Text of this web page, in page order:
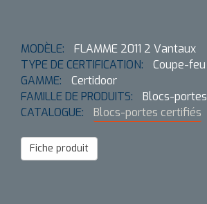
MODÈLE:
FLAMME 2011 2 Vantaux
TYPE DE CERTIFICATION:
Coupe-feu
GAMME:
Certidoor
FAMILLE DE PRODUITS:
Blocs-portes
CATALOGUE:
Blocs-portes certifiés
Fiche produit